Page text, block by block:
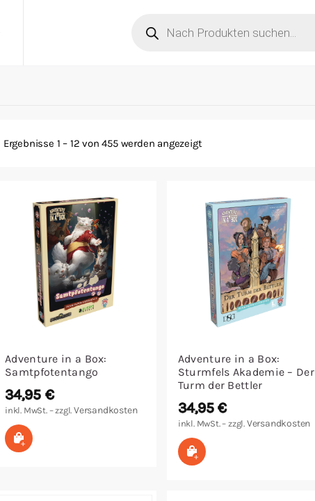
search
Ergebnisse 1 – 12 von 455 werden angezeigt
Adventure in a Box:
Samtpfotentango
34,95 €
inkl. MwSt. – zzgl.Versandkosten
In den Warenkorb
Adventure in a Box:
Sturmfels Akademie – Der
Turm der Bettler
34,95€
inkl. MwSt. – zzgl. Versandkosten
In den Warenkorb